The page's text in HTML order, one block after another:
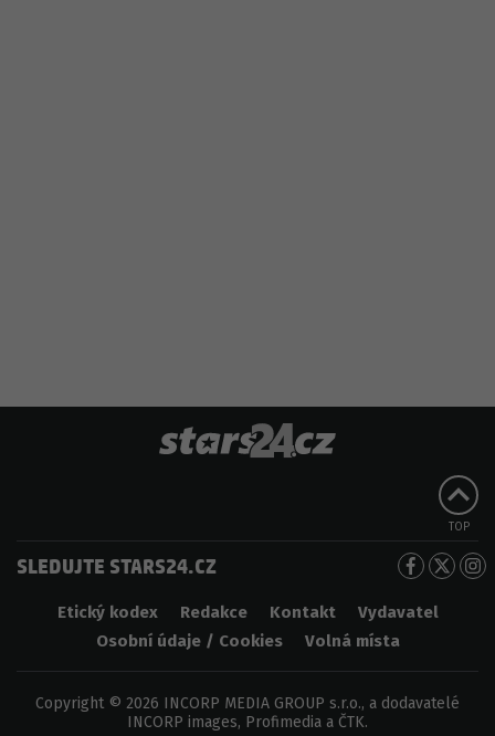
TOP
SLEDUJTE STARS24.CZ
Etický kodex Redakce Kontakt
Vydavatel
Osobní údaje / Cookies
Volná místa
Copyright © 2026 INCORP MEDIA GROUP s.r.o., a dodavatelé
INCORP images, Profimedia a ČTK.